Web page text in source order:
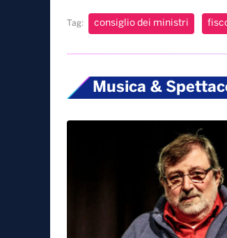
Tag: consiglio dei ministri
Musica &